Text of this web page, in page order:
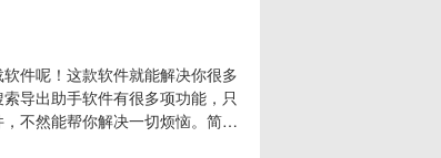
件呢！这款软件就能解决你很多
导出助手软件有很多项功能，只
不然能帮你解决一切烦恼。简单
段，总之只有你想不到，没有软